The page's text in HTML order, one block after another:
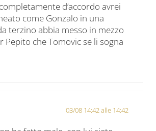
d’accordo avrei
come Gonzalo in una
terzino abbia messo in mezzo
Pepito che Tomovic se li sogna
03/08 14:42 alle 14:42